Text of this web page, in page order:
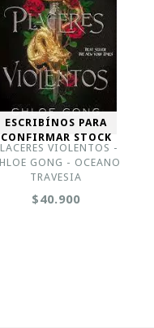
ESCRIBÍNOS PARA
CONFIRMAR STOCK
VIOLENTOS -
GONG - OCEANO
TRAVESIA
$40.900